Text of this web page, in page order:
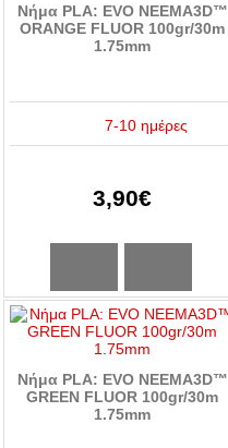
Νήμα PLA: EVO NEEMA3D™
ORANGE FLUOR 100gr/30m
1.75mm
7-10 ημέρες
3,90€
Νήμα PLA: EVO NEEMA3D™
GREEN FLUOR 100gr/30m
1.75mm